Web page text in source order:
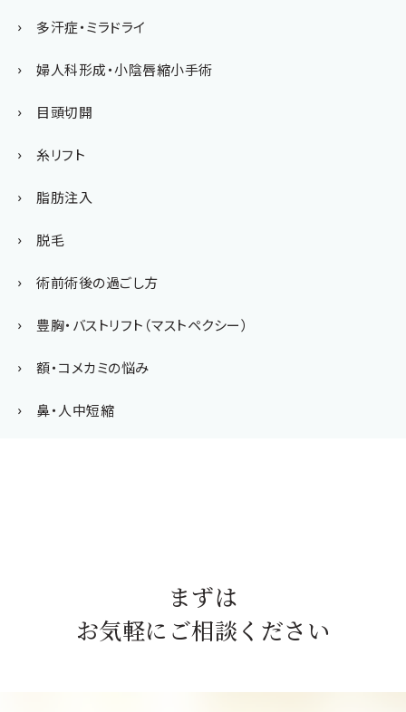
多汗症・ミラドライ
婦人科形成・小陰唇縮小手術
目頭切開
糸リフト
脂肪注入
脱毛
術前術後の過ごし方
豊胸・バストリフト（マストペクシー）
額・コメカミの悩み
鼻・人中短縮
まずは
お気軽にご相談ください